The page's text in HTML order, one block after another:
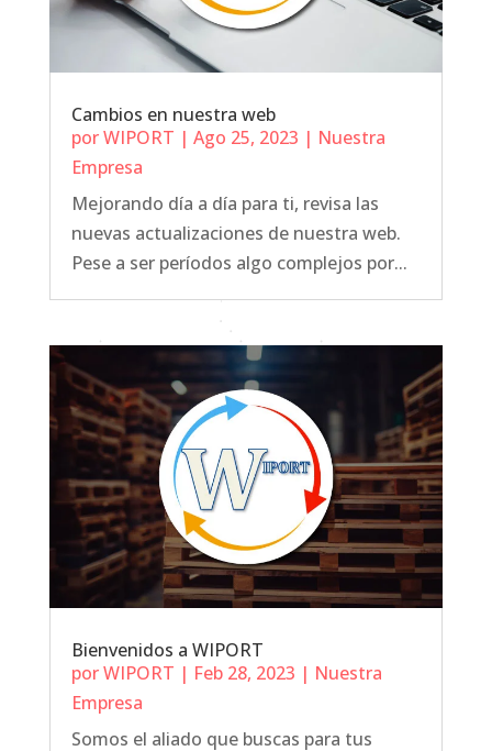
Cambios en nuestra web
porWIPORT | Ago 25, 2023 | Nuestra
Empresa
Mejorando día a día para ti, revisa las
nuevas actualizaciones de nuestra web.
Pese a ser períodos algo complejos por...
Bienvenidos a WIPORT
porWIPORT | Feb 28, 2023 | Nuestra
Empresa
Somos el aliado que buscas para tus